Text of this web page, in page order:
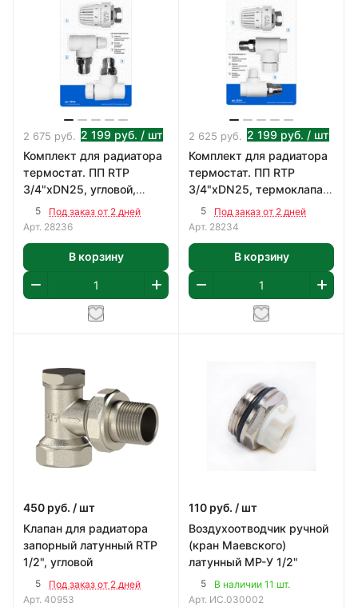
2 675 руб. 2 199 руб. / шт
Комплект для радиатора
термостат. ПП RTP
3/4"хDN25, угловой,
термоклапан,
термоголовка, запор.
5
Под заказ от 2 дней
Арт. 28236
В корзину
2 625 руб. 2 199 руб. / шт
Комплект для радиатора
термостат. ПП RTP
3/4"хDN25, термоклапан,
термоголовка, запор.
клапан
5
Под заказ от 2 дней
Арт. 28234
В корзину
450 руб. / шт
Клапан для радиатора
запорный латунный RTP
1/2", угловой
5
Под заказ от 2 дней
Арт. 40953
110 руб. / шт
Воздухоотводчик ручной
(кран Маевского)
латунный МР-У 1/2"
5
В наличии 11 шт.
Арт. ИС.030002